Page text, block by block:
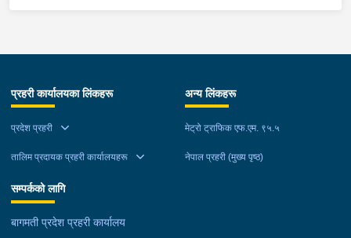
लागुऔषध गाँजा २६ किलोग्राम २० ग्राम फेला परेको । लागुऔषध सहित
समिर मोक्तान र सोहि हेटौंडा उपमहानगरपालिका-१९, बस्तिपुर बस्ने वर्ष
भईरहेको छ ।
प्रहरी कार्यालयका लिंकहरू
प्रदेश प्रहरी
तालिम प्रदायक प्रहरी कार्यालयहरू
अन्य लिंकहरू
मेट्रो ट्राफिक एफ.एम. ९५.५
नेपाल प्रहरी (मुख्य पृष्ठ)
सम्पर्कको लागि
बागमती प्रदेश प्रहरी कार्यालय